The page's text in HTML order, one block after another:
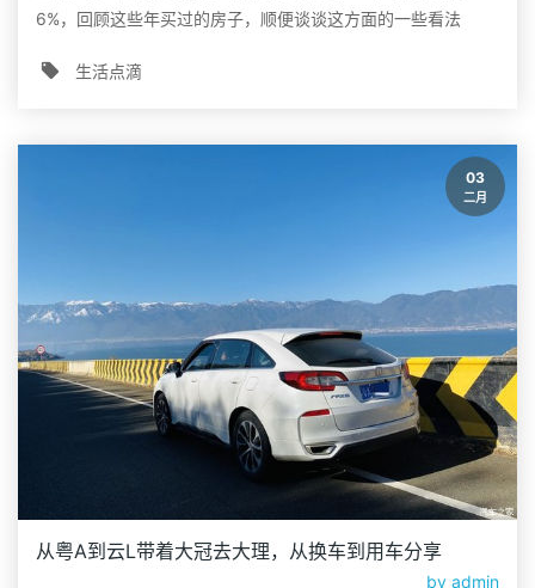
6%，回顾这些年买过的房子，顺便谈谈这方面的一些看法
生活点滴
03
二月
从粤A到云L带着大冠去大理，从换车到用车分享
by admin